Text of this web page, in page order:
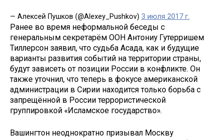
— Алексей Пушков (@Alexey_Pushkov) 3 июля 2017 г.
Ранее во время неформальной беседы с
генеральным секретарём ООН Антониу Гутерришем
Тиллерсон заявил, что судьба Асада, как и будущие
варианты развития событий на территории страны,
будут зависеть от позиции России в конфликте. Он
также уточнил, что теперь в фокусе американской
администрации в Сирии находится только борьба с
запрещённой в России террористической
группировкой «Исламское государство».
Вашингтон неоднократно призывал Москву